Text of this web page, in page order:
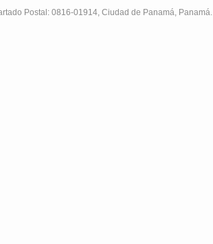
Postal: 0816-01914, Ciudad de Panamá, Panamá.